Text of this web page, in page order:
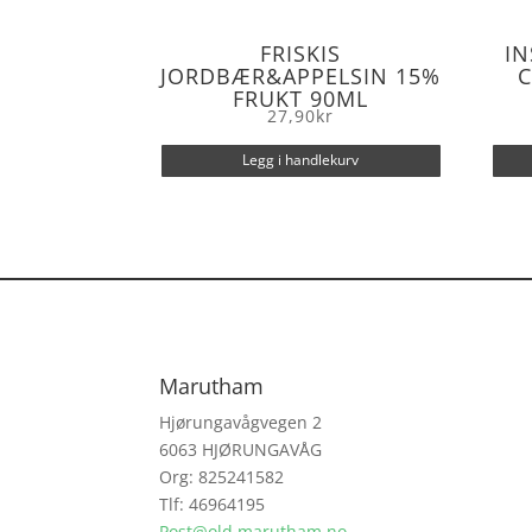
FRISKIS
JORDBÆR&APPELSIN 15%
FRUKT 90ML
27,90kr
Legg i handlekurv
Marutham
Hjørungavågvegen 2
6063 HJØRUNGAVÅG
Org: 825241582
Tlf: 46964195